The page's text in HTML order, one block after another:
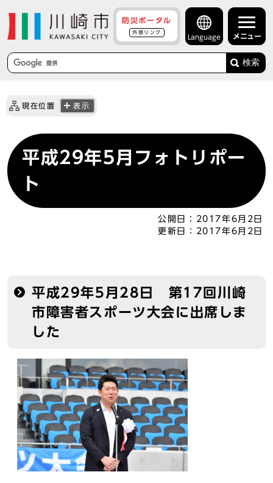
防災ポータル
外部リンク
Language メニュー
検索
現在位置 表示
平成29年5月フォトリポー
ト
公開日：
2017年6月2日
更新日：
2017年6月2日
平成29年5月28日 第17回川崎
市障害者スポーツ大会に出席しま
した